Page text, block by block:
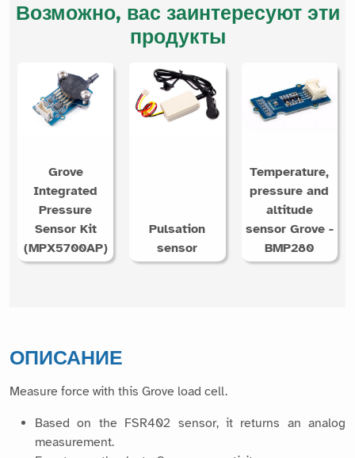
Возможно, вас заинтересуют эти
продукты
Grove
Integrated
Pressure
Sensor Kit
(MPX5700AP)
Pulsation
sensor
Temperature,
pressure and
altitude
sensor Grove -
BMP280
ОПИСАНИЕ
Measure force with this Grove load cell.
Based on the FSR402 sensor, it returns an analog
measurement.